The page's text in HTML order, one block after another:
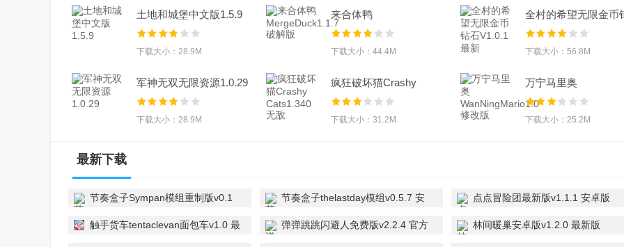
土地和城堡中文版1.5.9
下载大小：28.9M
来合体鸭
MergeDuck1.1.7破解版
下载大小：44.4M
全村的希望无限金币
石V1.0.1最新
下载大小：56.8M
军神无双无限资源1.0.29
下载大小：28.9M
疯狂破坏猫Crashy
Cats1.340 无敌
下载大小：31.2M
万宁马里奥
WanNingMario1.0 修
版
下载大小：25.2M
最新下载
节奏盒子Sympan模组重制版v0.1
节奏盒子thelastday模组v0.5.7 安
点点冒险团最新版v1.1.1 安卓版
触手货车tentaclevan面包车v1.0 最
弹弹跳跳闪避人免费版v2.2.4 官方
林间暖巢安卓版v1.2.0 最新版